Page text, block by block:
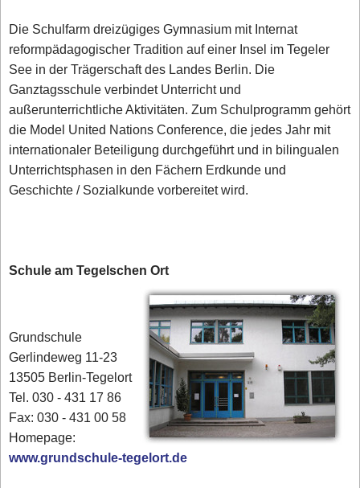
Die Schulfarm dreizügiges Gymnasium mit Internat
reformpädagogischer Tradition auf einer Insel im Tegeler
See in der Trägerschaft des Landes Berlin. Die
Ganztagsschule verbindet Unterricht und
außerunterrichtliche Aktivitäten. Zum Schulprogramm gehört
die Model United Nations Conference, die jedes Jahr mit
internationaler Beteiligung durchgeführt und in bilingualen
Unterrichtsphasen in den Fächern Erdkunde und
Geschichte / Sozialkunde vorbereitet wird.
Schule am Tegelschen Ort
Grundschule
Gerlindeweg 11-23
13505 Berlin-Tegelort
Tel. 030 - 431 17 86‎
Fax: 030 - 431 00 58‎
Homepage:
www.grundschule-tegelort.de